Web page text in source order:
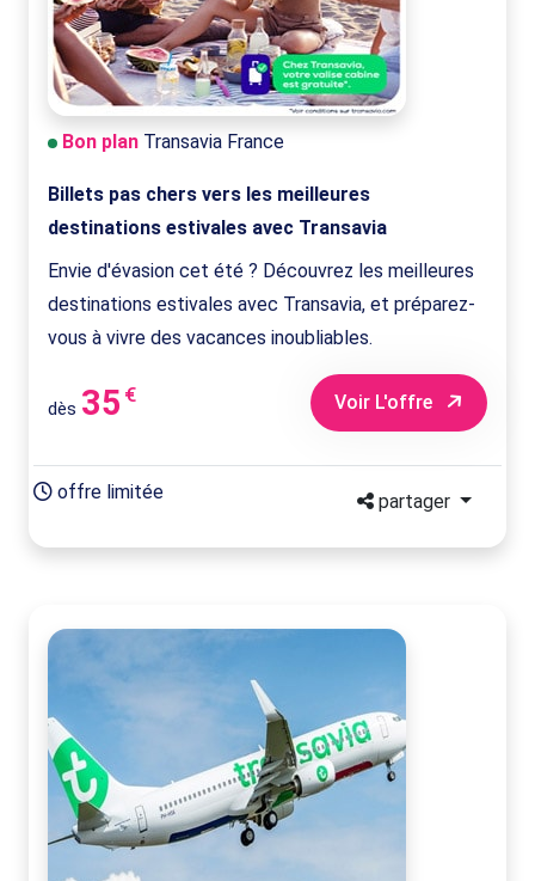
Bon plan Transavia France
Billets pas chers vers les meilleures
destinations estivales avec Transavia
Envie d'évasion cet été ? Découvrez les meilleures
destinations estivales avec Transavia, et préparez-
vous à vivre des vacances inoubliables.
dès 35 € Voir L'offre
offre limitée partager